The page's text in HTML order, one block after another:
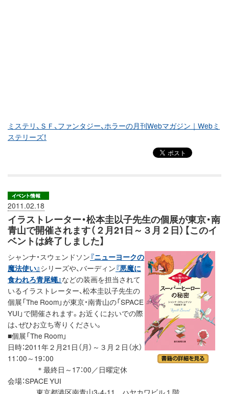
ミステリ、ＳＦ、ファンタジー、ホラーの月刊Webマガジン｜Webミ
ステリーズ！
2011.02.18
イラストレーター・松本圭以子先生の個展が東京・南
青山で開催されます（２月21日～３月２日）【このイ
ベントは終了しました】
シャンナ・スウェンドソン『ニューヨークの
魔法使い』シリーズや、バーディン『悪魔に
食われろ青尾蠅』などの装画を担当されて
いるイラストレーター、松本圭以子先生の
個展「The Room」が東京・南青山の「SPACE
YUI」で開催されます。お近くにおいでの際
は、ぜひお立ち寄りください。
■個展「The Room」
日時：2011年２月21日（月）～３月２日（水）
11：00～19：00
＊最終日～17：00／日曜定休
会場：SPACE YUI
東京都港区南青山3-4-11 ハヤカワビル１階